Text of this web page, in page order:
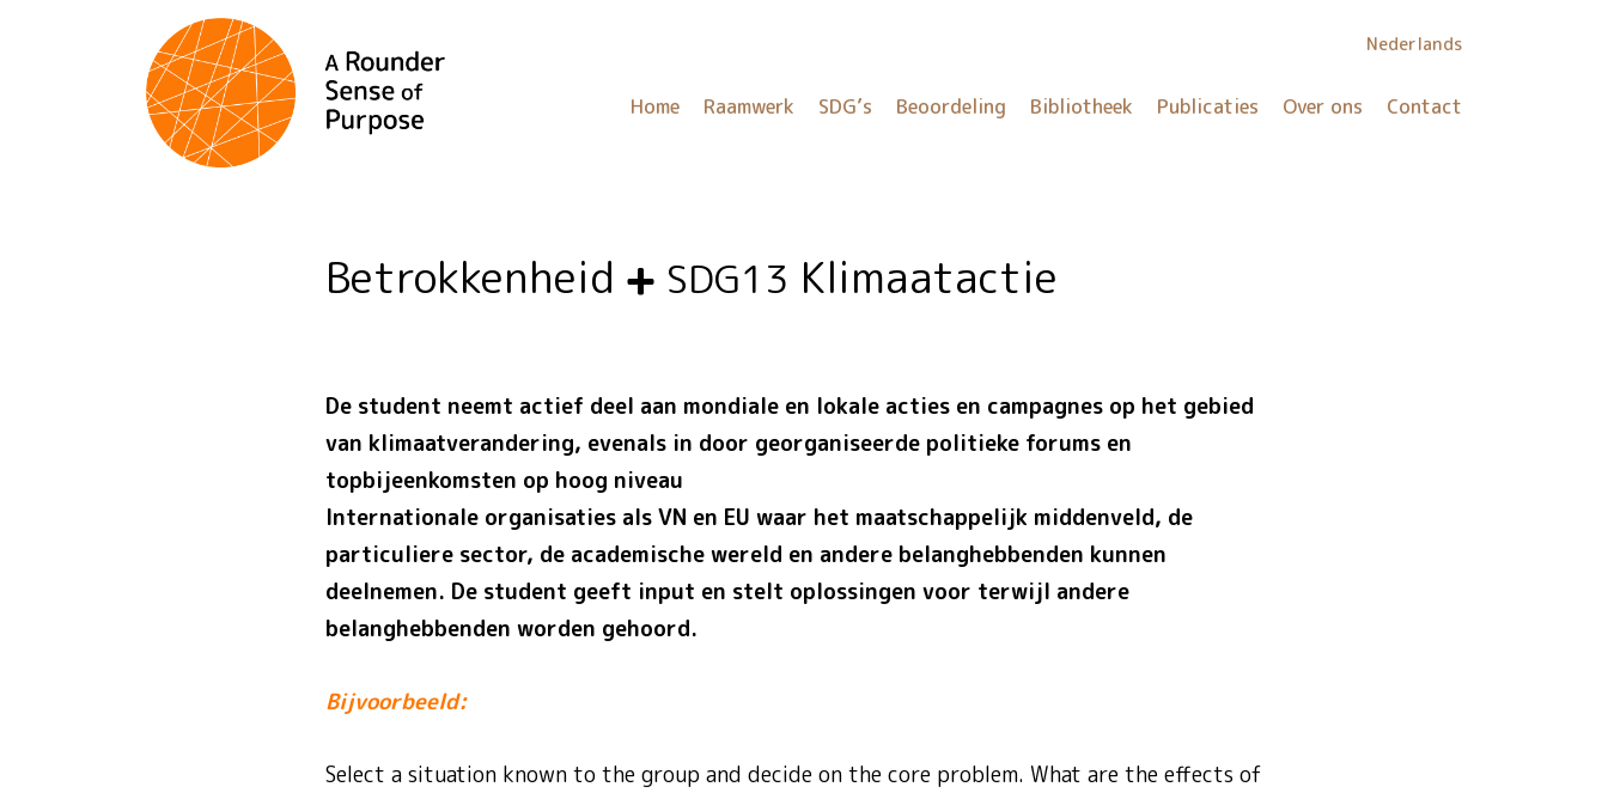
Nederlands
Home Raamwerk SDG’s Beoordeling Bibliotheek Publicaties Over ons Contact
Betrokkenheid SDG13 Klimaatactie
De student neemt actief deel aan mondiale en lokale acties en campagnes op het gebied
van klimaatverandering, evenals in door georganiseerde politieke forums en
topbijeenkomsten op hoog niveau
Internationale organisaties als VN en EU waar het maatschappelijk middenveld, de
particuliere sector, de academische wereld en andere belanghebbenden kunnen
deelnemen. De student geeft input en stelt oplossingen voor terwijl andere
belanghebbenden worden gehoord.
Bijvoorbeeld:
Select a situation known to the group and decide on the core problem. What are the effects of